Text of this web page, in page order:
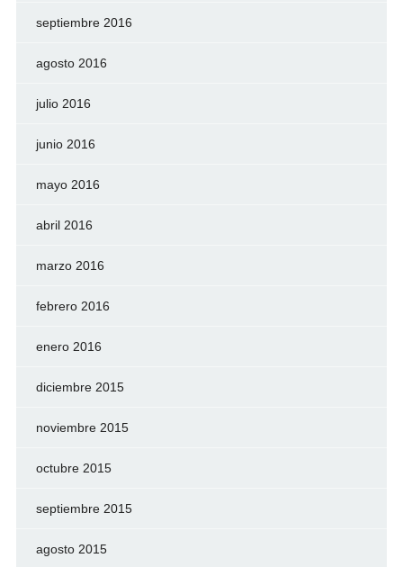
septiembre 2016
agosto 2016
julio 2016
junio 2016
mayo 2016
abril 2016
marzo 2016
febrero 2016
enero 2016
diciembre 2015
noviembre 2015
octubre 2015
septiembre 2015
agosto 2015